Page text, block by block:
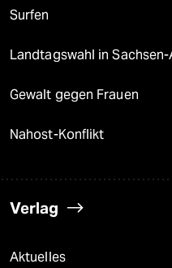
Surfen
Landtagswahl in
Gewalt gegen Frauen
Nahost-Konflikt
Verlag
Aktuelles